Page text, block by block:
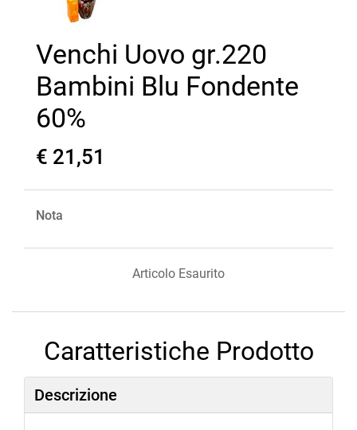
Venchi Uovo gr.220
Bambini Blu Fondente
60%
€ 21,51
Nota
Articolo Esaurito
Caratteristiche Prodotto
Descrizione